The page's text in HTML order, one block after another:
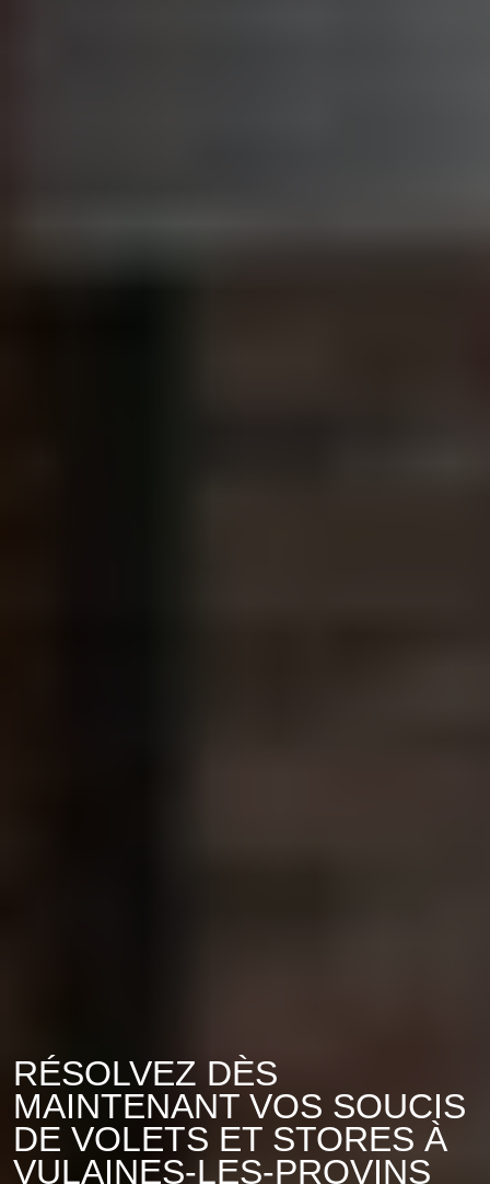
RÉSOLVEZ DÈS
MAINTENANT VOS SOUCIS
DE VOLETS ET STORES À
VULAINES-LES-PROVINS